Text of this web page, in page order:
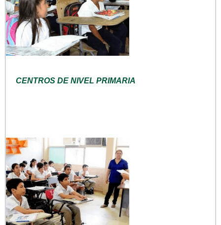
CENTROS DE NIVEL PRIMARIA